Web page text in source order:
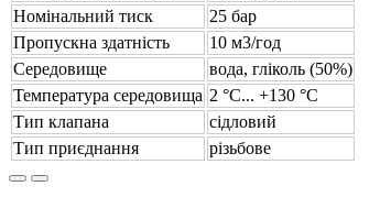
Номінальний тиск
25 бар
Пропускна здатність
10 м3/год
Середовище
вода, гліколь (50%)
Температура середовища 2 °С... +130 °С
Тип клапана
сідловий
Тип приєднання
різьбове